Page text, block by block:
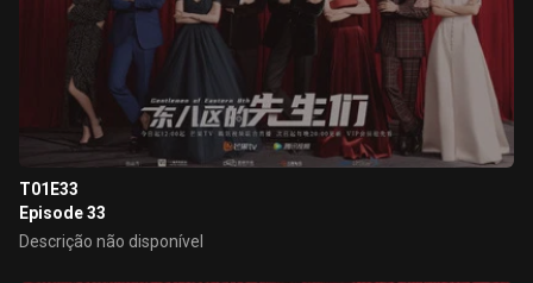
T01E33
Episode 33
Descrição não disponível